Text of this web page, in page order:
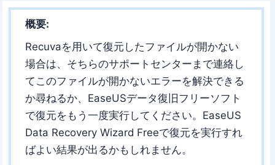
概要:
Recuvaを用いて復元したファイルが開かない
場合は、そちらのサポートセンターまで連絡し
てこのファイルが開かないエラーを解決できる
か尋ねるか、EaseUSデータ復旧フリーソフト
で復元をもう一度実行してください。EaseUS
Data Recovery Wizard Freeで復元を実行すれ
ばよい結果が出るかもしれません。